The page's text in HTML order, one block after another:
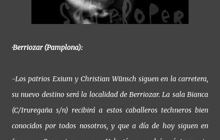
·Berriozar (Pamplona):
-Los patrios Exium y Christian Wünsch siguen en la carretera,
su nuevo destino será la localidad de Berriozar. La sala Bianca
(C/Iruregaña s/n) recibirá a estos caballeros techneros bien
conocidos por todos nosotros, y que a día de hoy siguen en